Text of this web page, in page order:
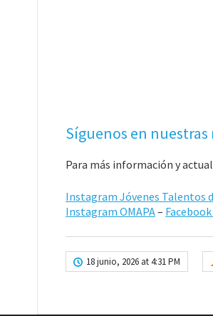
Síguenos en
Para más información y
Instagram Jóvenes Talentos
Instagram OMAPA–
18 junio, 2026 at 4:31 PM